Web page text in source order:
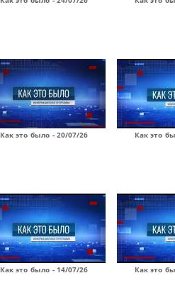
Как это было - 20/07/26 Как это
Как это было - 14/07/26 Как это